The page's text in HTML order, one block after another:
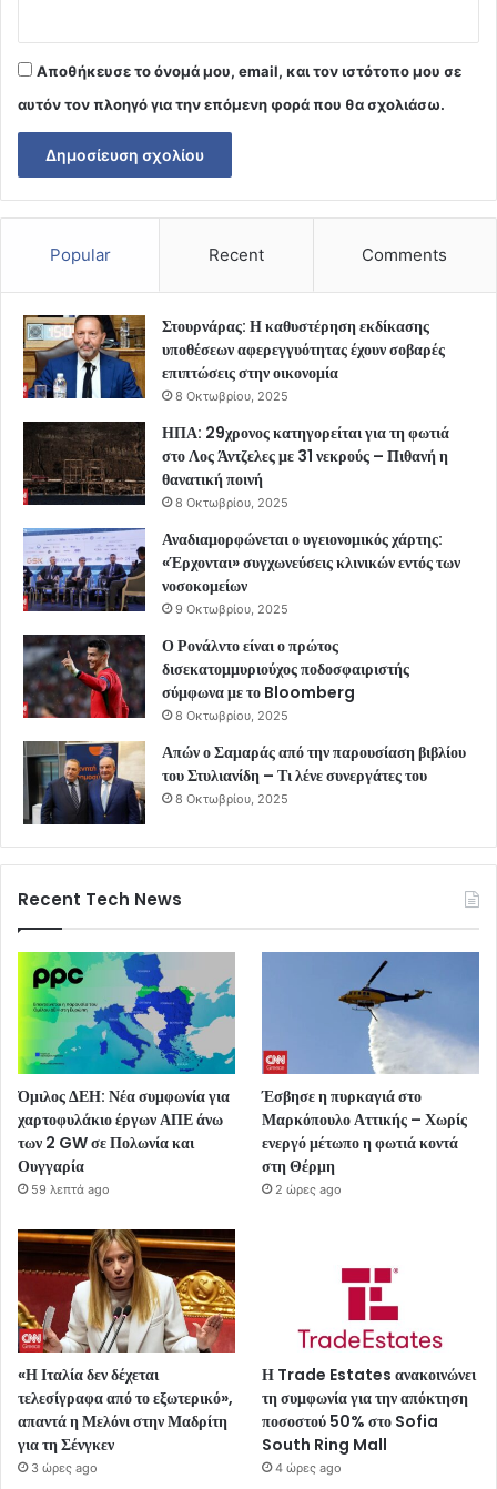
Αποθήκευσε το όνομά μου, email, και τον ιστότοπο μου σε
αυτόν τον πλοηγό για την επόμενη φορά που θα σχολιάσω.
Popular Recent Comments
Στουρνάρας: Η καθυστέρηση εκδίκασης
υποθέσεων αφερεγγυότητας έχουν σοβαρές
επιπτώσεις στην οικονομία
8 Οκτωβρίου, 2025
ΗΠΑ: 29χρονος κατηγορείται για τη φωτιά
στο Λος Άντζελες με 31 νεκρούς – Πιθανή η
θανατική ποινή
8 Οκτωβρίου, 2025
Αναδιαμορφώνεται ο υγειονομικός χάρτης:
«Έρχονται» συγχωνεύσεις κλινικών εντός των
νοσοκομείων
9 Οκτωβρίου, 2025
Ο Ρονάλντο είναι ο πρώτος
δισεκατομμυριούχος ποδοσφαιριστής
σύμφωνα με το Bloomberg
8 Οκτωβρίου, 2025
Απών ο Σαμαράς από την παρουσίαση βιβλίου
του Στυλιανίδη – Τι λένε συνεργάτες του
8 Οκτωβρίου, 2025
Recent Tech News
Όμιλος ΔΕΗ: Νέα συμφωνία για
χαρτοφυλάκιο έργων ΑΠΕ άνω
των 2 GW σε Πολωνία και
Ουγγαρία
59 λεπτά ago
Έσβησε η πυρκαγιά στο
Μαρκόπουλο Αττικής – Χωρίς
ενεργό μέτωπο η φωτιά κοντά
στη Θέρμη
2 ώρες ago
«Η Ιταλία δεν δέχεται
τελεσίγραφα από το εξωτερικό»,
απαντά η Μελόνι στην Μαδρίτη
για τη Σένγκεν
3 ώρες ago
Η Trade Estates ανακοινώνει
τη συμφωνία για την απόκτηση
ποσοστού 50% στο Sofia
South Ring Mall
4 ώρες ago